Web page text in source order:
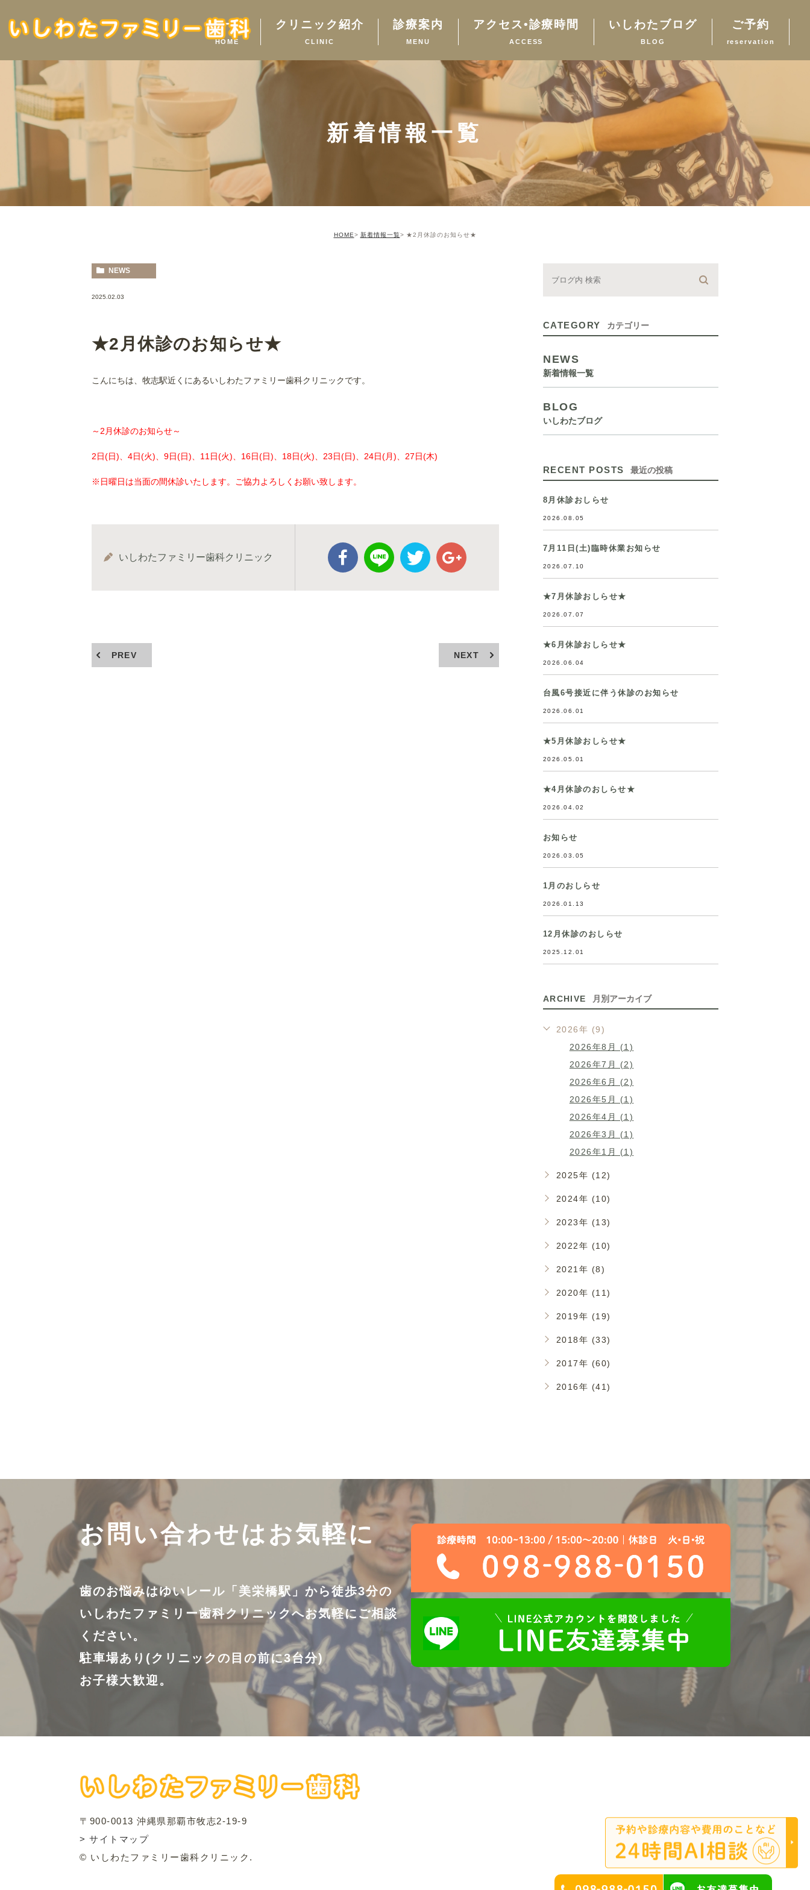
ホーム
HOME
クリニック紹介
CLINIC
診療案内
MENU
アクセス•診療時間
ACCESS
いしわたブログ
BLOG
ご予約
reservation
新着情報一覧
HOME 新着情報一覧 ★2月休診のお知らせ★
NEWS
2025.02.03
★2月休診のお知らせ★
こんにちは、牧志駅近くにあるいしわたファミリー歯科クリニックです。
～2月休診のお知らせ～
2日(日)、4日(火)、9日(日)、11日(火)、16日(日)、18日(火)、23日(日)、24日(月)、27日(木)
※日曜日は当面の間休診いたします。ご協力よろしくお願い致します。
いしわたファミリー歯科クリニック
PREV NEXT
CATEGORY カテゴリー
NEWS
新着情報一覧
BLOG
いしわたブログ
RECENT POSTS 最近の投稿
8月休診おしらせ
2026.08.05
7月11日(土)臨時休業お知らせ
2026.07.10
★7月休診おしらせ★
2026.07.07
★6月休診おしらせ★
2026.06.04
台風6号接近に伴う休診のお知らせ
2026.06.01
★5月休診おしらせ★
2026.05.01
★4月休診のおしらせ★
2026.04.02
お知らせ
2026.03.05
1月のおしらせ
2026.01.13
12月休診のおしらせ
2025.12.01
ARCHIVE 月別アーカイブ
2026年 (9)
2026年8月 (1)
2026年7月 (2)
2026年6月 (2)
2026年5月 (1)
2026年4月 (1)
2026年3月 (1)
2026年1月 (1)
2025年 (12)
2024年 (10)
2023年 (13)
2022年 (10)
2021年 (8)
2020年 (11)
2019年 (19)
2018年 (33)
2017年 (60)
2016年 (41)
お問い合わせはお気軽に
歯のお悩みはゆいレール「美栄橋駅」から徒歩3分の
いしわたファミリー歯科クリニックへお気軽にご相談
ください。
駐車場あり(クリニックの目の前に3台分)
お子様大歓迎。
〒900-0013 沖縄県那覇市牧志2-19-9
> サイトマップ
© いしわたファミリー歯科クリニック.